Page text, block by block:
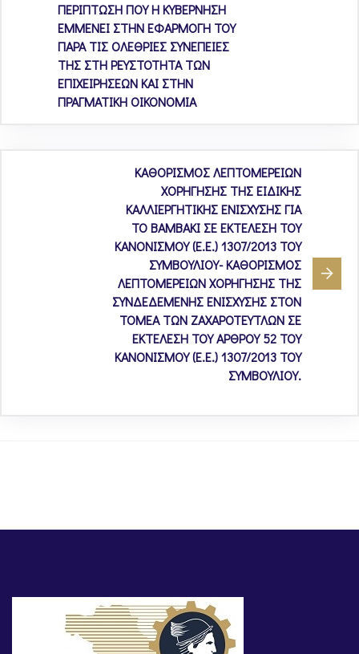
ΠΕΡΙΠΤΩΣΗ ΠΟΥ Η ΚΥΒΕΡΝΗΣΗ
ΕΜΜΕΝΕΙ ΣΤΗΝ ΕΦΑΡΜΟΓΗ ΤΟΥ
ΠΑΡΑ ΤΙΣ ΟΛΕΘΡΙΕΣ ΣΥΝΕΠΕΙΕΣ
ΤΗΣ ΣΤΗ ΡΕΥΣΤΟΤΗΤΑ ΤΩΝ
ΕΠΙΧΕΙΡΗΣΕΩΝ ΚΑΙ ΣΤΗΝ
ΠΡΑΓΜΑΤΙΚΗ ΟΙΚΟΝΟΜΙΑ
ΚΑΘΟΡΙΣΜΟΣ ΛΕΠΤΟΜΕΡΕΙΩΝ
ΧΟΡΗΓΗΣΗΣ ΤΗΣ ΕΙΔΙΚΗΣ
ΚΑΛΛΙΕΡΓΗΤΙΚΗΣ ΕΝΙΣΧΥΣΗΣ ΓΙΑ
ΤΟ ΒΑΜΒΑΚΙ ΣΕ ΕΚΤΕΛΕΣΗ ΤΟΥ
ΚΑΝΟΝΙΣΜΟΥ (Ε.Ε.) 1307/2013 ΤΟΥ
ΣΥΜΒΟΥΛΙΟΥ- ΚΑΘΟΡΙΣΜΟΣ
ΛΕΠΤΟΜΕΡΕΙΩΝ ΧΟΡΗΓΗΣΗΣ ΤΗΣ
ΣΥΝΔΕΔΕΜΕΝΗΣ ΕΝΙΣΧΥΣΗΣ ΣΤΟΝ
ΤΟΜΕΑ ΤΩΝ ΖΑΧΑΡΟΤΕΥΤΛΩΝ ΣΕ
ΕΚΤΕΛΕΣΗ ΤΟΥ ΑΡΘΡΟΥ 52 ΤΟΥ
ΚΑΝΟΝΙΣΜΟΥ (Ε.Ε.) 1307/2013 ΤΟΥ
ΣΥΜΒΟΥΛΙΟΥ.